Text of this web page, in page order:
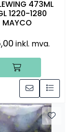
473ML
1220-1280
MAYCO
inkl. mva.